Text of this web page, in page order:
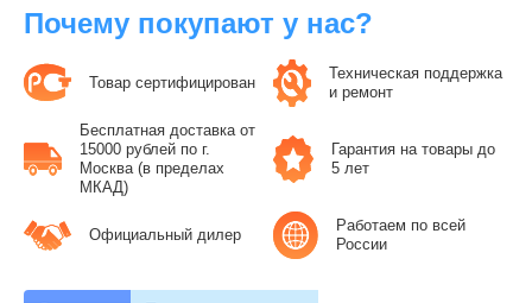
Почему покупают у нас?
Товар сертифицирован
Техническая поддержка
и ремонт
Бесплатная доставка от
15000 рублей по г.
Москва (в пределах
МКАД)
Гарантия на товары до
5 лет
Официальный дилер
Работаем по всей
России